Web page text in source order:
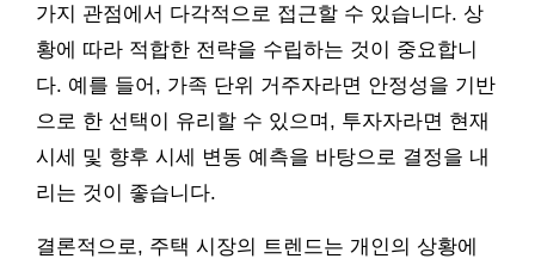
가지 관점에서 다각적으로 접근할 수 있습니다. 상
황에 따라 적합한 전략을 수립하는 것이 중요합니
다. 예를 들어, 가족 단위 거주자라면 안정성을 기반
으로 한 선택이 유리할 수 있으며, 투자자라면 현재
시세 및 향후 시세 변동 예측을 바탕으로 결정을 내
리는 것이 좋습니다.
결론적으로, 주택 시장의 트렌드는 개인의 상황에